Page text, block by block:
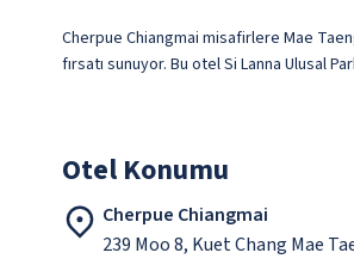
Cherpue Chiangmai misafirlere Mae
fırsatı sunuyor. Bu otel Si Lanna Ulusal
Otel Konumu
Cherpue Chiangmai
239 Moo 8, Kuet Chang Mae